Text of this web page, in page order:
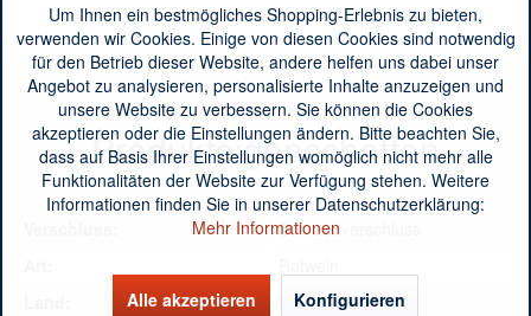
Produkteigenschaften
Schraubverschluss
Italien
Um Ihnen ein bestmögliches Shopping-Erlebnis zu bieten,
verwenden wir Cookies. Einige von diesen Cookies sind notwendig
für den Betrieb dieser Website, andere helfen uns dabei unser
Angebot zu analysieren, personalisierte Inhalte anzuzeigen und
unsere Website zu verbessern. Sie können die Cookies
akzeptieren oder die Einstellungen ändern. Bitte beachten Sie,
dass auf Basis Ihrer Einstellungen womöglich nicht mehr alle
Funktionalitäten der Website zur Verfügung stehen. Weitere
Informationen finden Sie in unserer Datenschutzerklärung:
Mehr Informationen
Alle akzeptieren Konfigurieren